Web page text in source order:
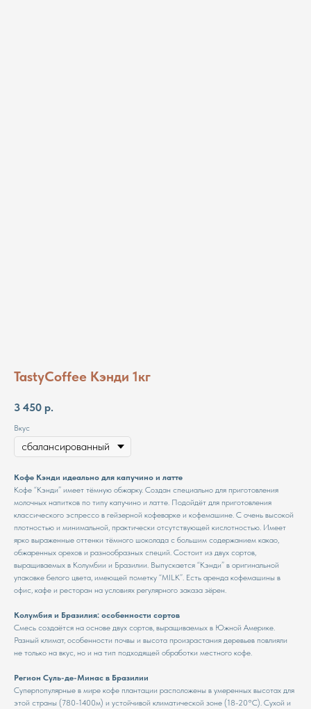
TastyCoffee Кэнди 1кг
3 450 р.
Вкус
Кофе Кэнди идеально для капучино и латте
Кофе “Кэнди” имеет тёмную обжарку. Создан специально для приготовления
молочных напитков по типу капучино и латте. Подойдёт для приготовления
классического эспрессо в гейзерной кофеварке и кофемашине. С очень высокой
плотностью и минимальной, практически отсутствующей кислотностью. Имеет
ярко выраженные оттенки тёмного шоколада с большим содержанием какао,
обжаренных орехов и разнообразных специй. Состоит из двух сортов,
выращиваемых в Колумбии и Бразилии. Выпускается “Кэнди” в оригинальной
упаковке белого цвета, имеющей пометку “MILK”. Есть аренда кофемашины в
офис, кафе и ресторан на условиях регулярного заказа зёрен.
Колумбия и Бразилия: особенности сортов
Смесь создаётся на основе двух сортов, выращиваемых в Южной Америке.
Разный климат, особенности почвы и высота произрастания деревьев повлияли
не только на вкус, но и на тип подходящей обработки местного кофе.
Регион Суль-де-Минас в Бразилии
Суперпопулярные в мире кофе плантации расположены в умеренных высотах для
этой страны (780-1400м) и устойчивой климатической зоне (18-20°С). Сухой и